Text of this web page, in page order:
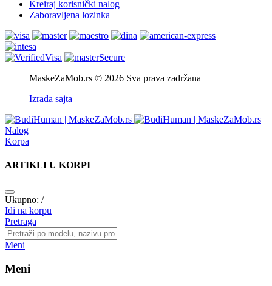
Kreiraj korisnički nalog
Zaboravljena lozinka
MaskeZaMob.rs © 2026 Sva prava zadržana
Izrada sajta
Nalog
Korpa
ARTIKLI U KORPI
Ukupno: /
Idi na korpu
Pretraga
Meni
Meni